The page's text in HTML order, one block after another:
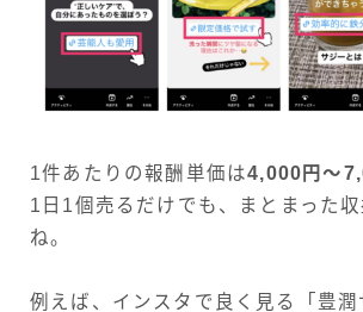
1件あたりの報酬単価は4,000円～
1日1個売るだけでも、まとまった
ね。
例えば、インスタで良く見る「豊潤